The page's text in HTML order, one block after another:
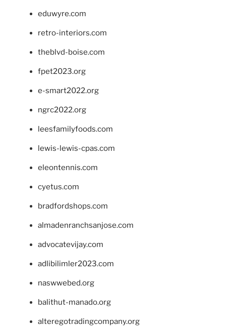
eduwyre.com
retro-interiors.com
theblvd-boise.com
fpet2023.org
e-smart2022.org
ngrc2022.org
leesfamilyfoods.com
lewis-lewis-cpas.com
eleontennis.com
cyetus.com
bradfordshops.com
almadenranchsanjose.com
advocatevijay.com
adlibilimler2023.com
naswwebed.org
balithut-manado.org
alteregotradingcompany.org